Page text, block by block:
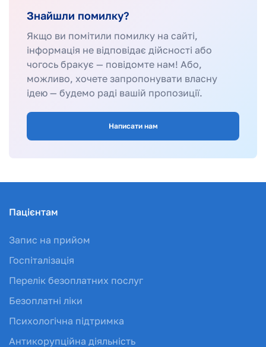
Знайшли помилку?
Якщо ви помітили помилку на сайті,
інформація не відповідає дійсності або
чогось бракує — повідомте нам! Або,
можливо, хочете запропонувати власну
ідею — будемо раді вашій пропозиції.
Написати нам
Пацієнтам
Запис на прийом
Госпіталізація
Перелік безоплатних послуг
Безоплатні ліки
Психологічна підтримка
Антикорупційна діяльність